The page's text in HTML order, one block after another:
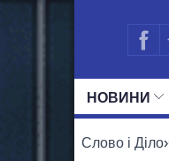
НОВИНИ
Слово і Діло›